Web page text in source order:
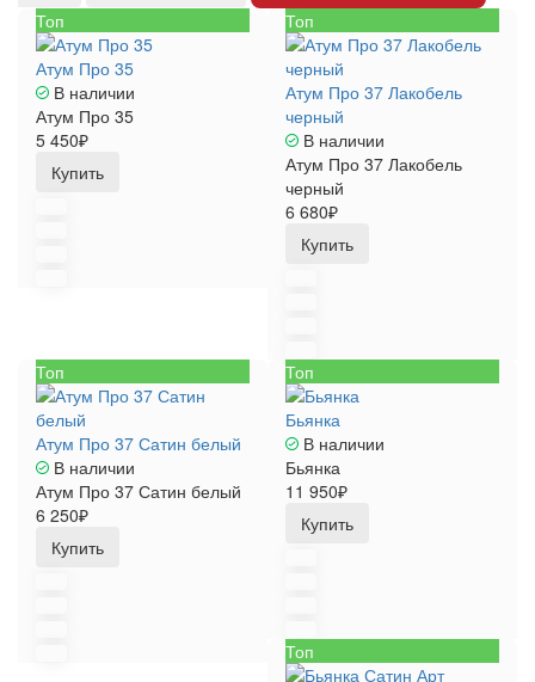
Топ
Атум Про 35
В наличии
Атум Про 35
5 450₽
Купить
Топ
Атум Про 37 Лакобель
черный
В наличии
Атум Про 37 Лакобель
черный
6 680₽
Купить
Топ
Атум Про 37 Сатин белый
В наличии
Атум Про 37 Сатин белый
6 250₽
Купить
Топ
Бьянка
В наличии
Бьянка
11 950₽
Купить
Топ